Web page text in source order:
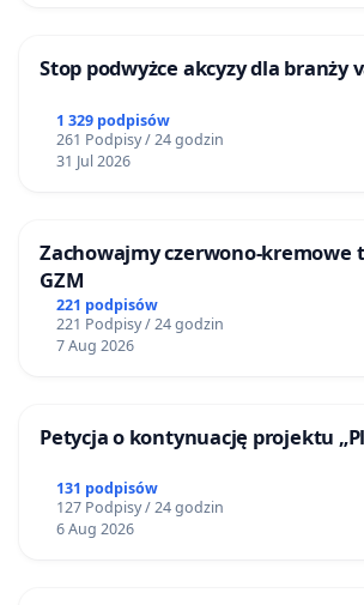
Stop podwyżce akcyzy dla branży
1 329 podpisów
261 Podpisy / 24 godzin
31 Jul 2026
Zachowajmy czerwono-kremowe
GZM
221 podpisów
221 Podpisy / 24 godzin
7 Aug 2026
Petycja o kontynuację projektu
131 podpisów
127 Podpisy / 24 godzin
6 Aug 2026